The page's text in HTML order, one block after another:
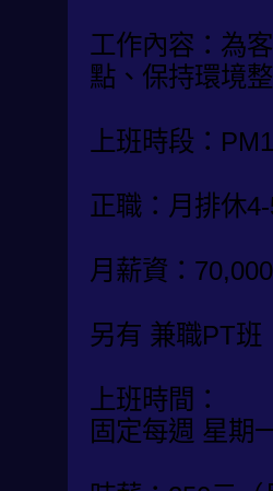
工作內容：為
點、保持環境
上班時段：
正職：月排休
月薪資：
另有 兼職PT班
上班時間：
固定每週 星期